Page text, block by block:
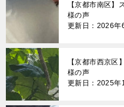
【京都市南区
様の声
更新日：2026年
【京都市西京
様の声
更新日：2025年